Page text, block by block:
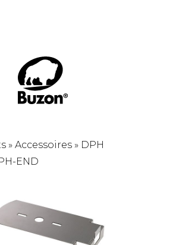
» Accessoires » DPH
END